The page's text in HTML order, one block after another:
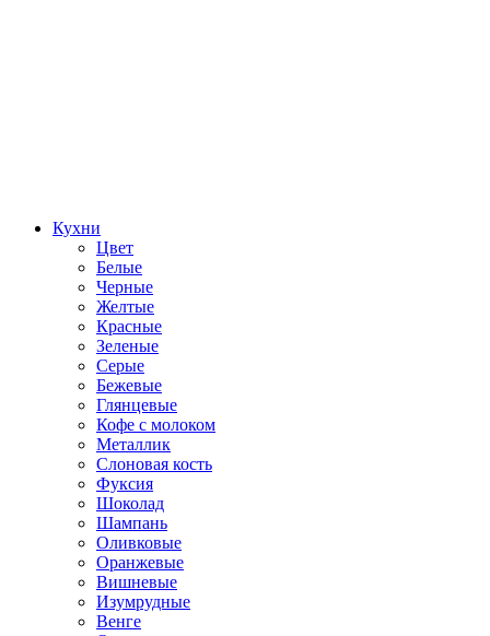
Кухни
Цвет
Белые
Черные
Желтые
Красные
Зеленые
Серые
Бежевые
Глянцевые
Кофе с молоком
Металлик
Слоновая кость
Фуксия
Шоколад
Шампань
Оливковые
Оранжевые
Вишневые
Изумрудные
Венге